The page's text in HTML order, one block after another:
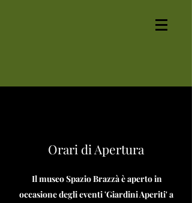
Orari di Apertura
Il museo Spazio Brazzà è aperto in
occasione degli eventi 'Giardini Aperiti' a